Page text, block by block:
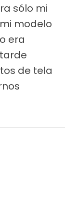
sólo mi
modelo
era
de tela